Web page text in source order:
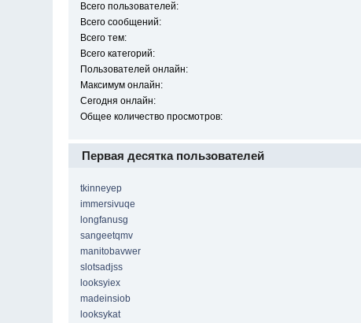
Всего пользователей:
Всего сообщений:
Всего тем:
Всего категорий:
Пользователей онлайн:
Максимум онлайн:
Сегодня онлайн:
Общее количество просмотров:
Первая десятка пользователей
tkinneyep
immersivuqe
longfanusg
sangeetqmv
manitobavwer
slotsadjss
looksyiex
madeinsiob
looksykat